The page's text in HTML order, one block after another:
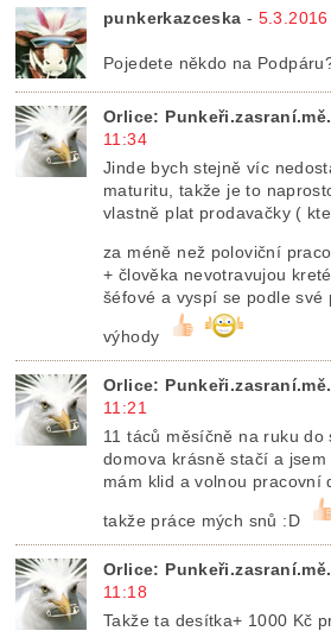
punkerkazceska -
Pojedete někdo na
Orlice:
11:34
Jinde bych stejně víc
maturitu, takže je to
vlastně plat prodavačky (
za méně než poloviční
+ člověka nevotravujou
šéfové a vyspí se podle své
výhody
Orlice:
11:21
11 táců měsíčně na ruku do
domova krásně stačí a jsem
mám klid a volnou pracovní
takže práce mých snů :D
Orlice:
11:18
Takže ta desítka+ 1000 Kč